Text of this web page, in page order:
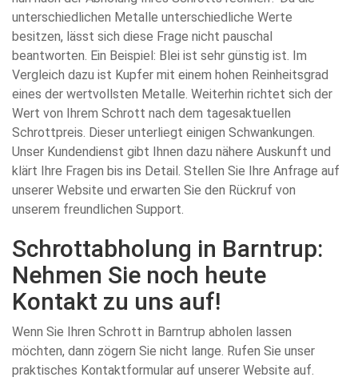
unterschiedlichen Metalle unterschiedliche Werte
besitzen, lässt sich diese Frage nicht pauschal
beantworten. Ein Beispiel: Blei ist sehr günstig ist. Im
Vergleich dazu ist Kupfer mit einem hohen Reinheitsgrad
eines der wertvollsten Metalle. Weiterhin richtet sich der
Wert von Ihrem Schrott nach dem tagesaktuellen
Schrottpreis. Dieser unterliegt einigen Schwankungen.
Unser Kundendienst gibt Ihnen dazu nähere Auskunft und
klärt Ihre Fragen bis ins Detail. Stellen Sie Ihre Anfrage auf
unserer Website und erwarten Sie den Rückruf von
unserem freundlichen Support.
Schrottabholung in Barntrup:
Nehmen Sie noch heute
Kontakt zu uns auf!
Wenn Sie Ihren Schrott in Barntrup abholen lassen
möchten, dann zögern Sie nicht lange. Rufen Sie unser
praktisches Kontaktformular auf unserer Website auf.